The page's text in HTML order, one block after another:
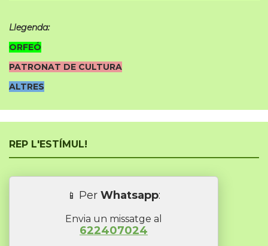
Llegenda:
ORFEÓ
PATRONAT DE CULTURA
ALTRES
REP L'ESTÍMUL!
📱 Per Whatsapp:
Envia un missatge al
622407024